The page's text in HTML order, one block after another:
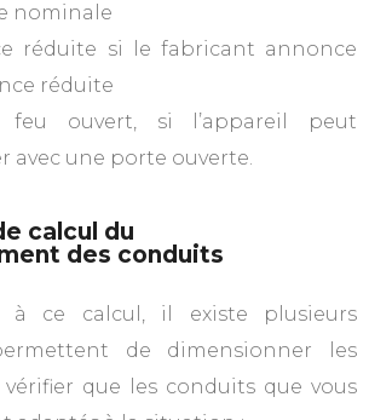
nominale
réduite si le fabricant annonce
réduite
feu ouvert, si l’appareil peut
avec une porte ouverte.
calcul du
des conduits
à ce calcul, il existe plusieurs
de dimensionner les
que les conduits que vous